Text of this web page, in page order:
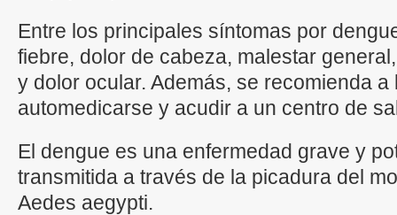
Entre los principales síntomas por
fiebre, dolor de cabeza, malestar
y dolor ocular. Además, se recomienda a
automedicarse y acudir a un centro de
El dengue es una enfermedad grave y
transmitida a través de la picadura del
Aedes aegypti.